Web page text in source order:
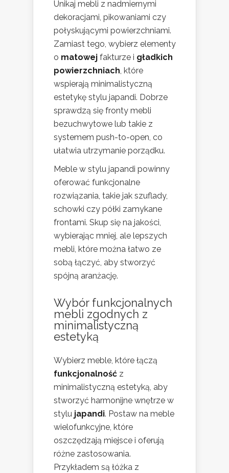
Unikaj mebli z nadmiernymi
dekoracjami, pikowaniami czy
połyskującymi powierzchniami.
Zamiast tego, wybierz elementy
o matowej fakturze i gładkich
powierzchniach, które
wspierają minimalistyczną
estetykę stylu japandi. Dobrze
sprawdzą się fronty mebli
bezuchwytowe lub takie z
systemem push-to-open, co
ułatwia utrzymanie porządku.
Meble w stylu japandi powinny
oferować funkcjonalne
rozwiązania, takie jak szuflady,
schowki czy półki zamykane
frontami. Skup się na jakości,
wybierając mniej, ale lepszych
mebli, które można łatwo ze
sobą łączyć, aby stworzyć
spójną aranżację.
Wybór funkcjonalnych
mebli zgodnych z
minimalistyczną
estetyką
Wybierz meble, które łączą
funkcjonalność z
minimalistyczną estetyką, aby
stworzyć harmonijne wnętrze w
stylu japandi. Postaw na meble
wielofunkcyjne, które
oszczędzają miejsce i oferują
różne zastosowania.
Przykładem są łóżka z